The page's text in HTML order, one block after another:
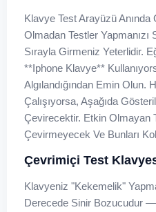
Klavye Test Arayüzü
Olmadan Testler Yapmanızı
Sırayla Girmeniz Yeterlidir.
**iphone Klavye**
Algılandığından Emin Olun.
Çalışıyorsa, Aşağıda
Çevirecektir. Etkin Olmayan
Çevirmeyecek Ve Bunları
Çevrimiçi Test
Klavyeniz "kekemelik"
Derecede Sinir Bozucudur